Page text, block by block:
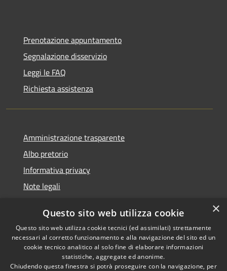
Prenotazione appuntamento
Segnalazione disservizio
Leggi le FAQ
Richiesta assistenza
Amministrazione trasparente
Albo pretorio
Informativa privacy
Note legali
Piano di miglioramento del sito
×
Questo sito web utilizza cookie
Questo sito web utilizza cookie tecnici (ed assimilati) strettamente
necessari al corretto funzionamento e alla navigazione del sito ed un
cookie tecnico analitico al solo fine di elaborare informazioni
statistiche, aggregate ed anonime.
Chiudendo questa finestra si potrà proseguire con la navigazione, per